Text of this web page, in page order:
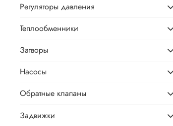
Регуляторы давления
Теплообменники
Затворы
Насосы
Обратные клапаны
Задвижки